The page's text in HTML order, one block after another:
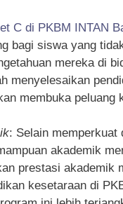
C di PKBM INTAN
bagi siswa yang
mereka di
menyelesaikan
membuka
: Selain memperkuat
akademik
prestasi akademik
kesetaraan di